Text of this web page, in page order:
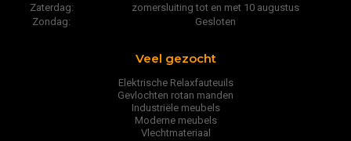
Zaterdag:
zomersluiting tot en met 10 augustus
Zondag:
Gesloten
Veel gezocht
Elektrische Relaxfauteuils
Gevlochten rotan manden
Industriële meubels
Moderne meubels
Vlechtmateriaal